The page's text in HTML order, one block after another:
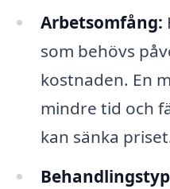
Arbetsomfång:
som behövs
kostnaden. En
mindre tid och
kan sänka